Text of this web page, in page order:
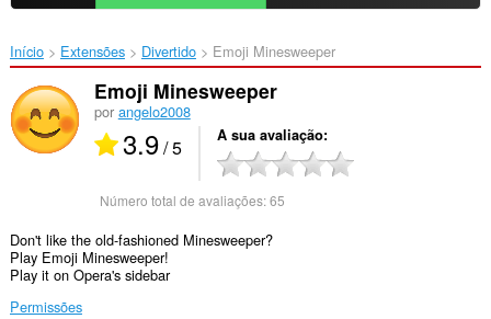
Início Extensões Divertido Emoji Minesweeper‎
Emoji Minesweeper
por angelo2008
3.9/ 5 A sua avaliação
Número total de avaliações:65
Don't like the old-fashioned Minesweeper?
Play Emoji Minesweeper!
Play it on Opera's sidebar
Permissões